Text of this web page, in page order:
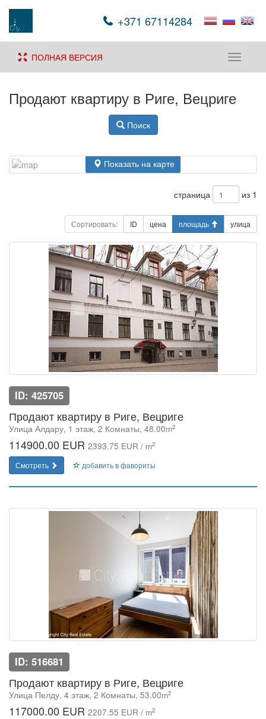
+371 67114284
Toggle
ПОЛНАЯ ВЕРСИЯ
Продают квартиру в Риге, Вецриге
Поиск
Показать на карте
страница из 1
Сортировать: ID цена площадь улица
ID: 425705
Продают квартиру в Риге, Вецриге
Улица Алдару, 1 этаж, 2 Комнаты, 48.00m2
114900.00 EUR 2393.75 EUR / m2
Смотреть добавить в фавориты
ID: 516681
Продают квартиру в Риге, Вецриге
Улица Пелду, 4 этаж, 2 Комнаты, 53.00m2
117000.00 EUR 2207.55 EUR / m2